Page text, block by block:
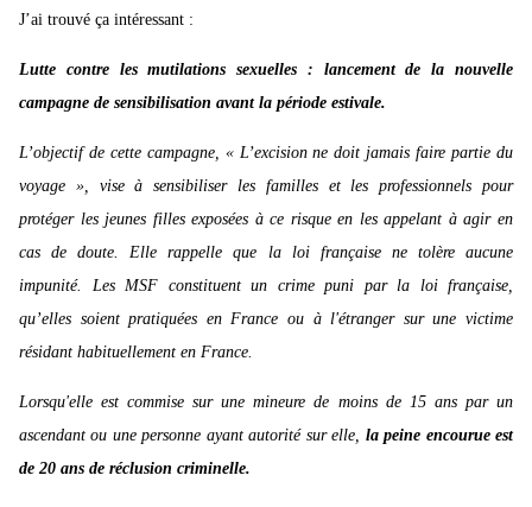
J’ai trouvé ça intéressant :
Lutte contre les mutilations sexuelles : lancement de la nouvelle
campagne de sensibilisation avant la période estivale.
L’objectif de cette campagne, « L’excision ne doit jamais faire partie du
voyage », vise à sensibiliser les familles et les professionnels pour
protéger les jeunes filles exposées à ce risque en les appelant à agir en
cas de doute. Elle rappelle que la loi française ne tolère aucune
impunité. Les MSF constituent un crime puni par la loi française,
qu’elles soient pratiquées en France ou à l'étranger sur une victime
résidant habituellement en France.
Lorsqu'elle est commise sur une mineure de moins de 15 ans par un
ascendant ou une personne ayant autorité sur elle, la peine encourue est
de 20 ans de réclusion criminelle.